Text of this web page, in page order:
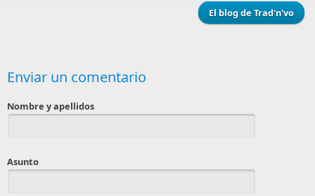
El blog de Trad'n'vo
Enviar un comentario
Nombre y apellidos
Asunto